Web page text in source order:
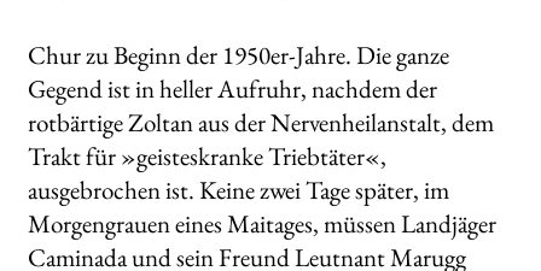
Chur zu Beginn der 1950er-Jahre. Die ganze
Gegend ist in heller Aufruhr, nachdem der
rotbärtige Zoltan aus der Nervenheilanstalt, dem
Trakt für »geisteskranke Triebtäter«,
ausgebrochen ist. Keine zwei Tage später, im
Morgengrauen eines Maitages, müssen Landjäger
Caminada und sein Freund Leutnant Marugg